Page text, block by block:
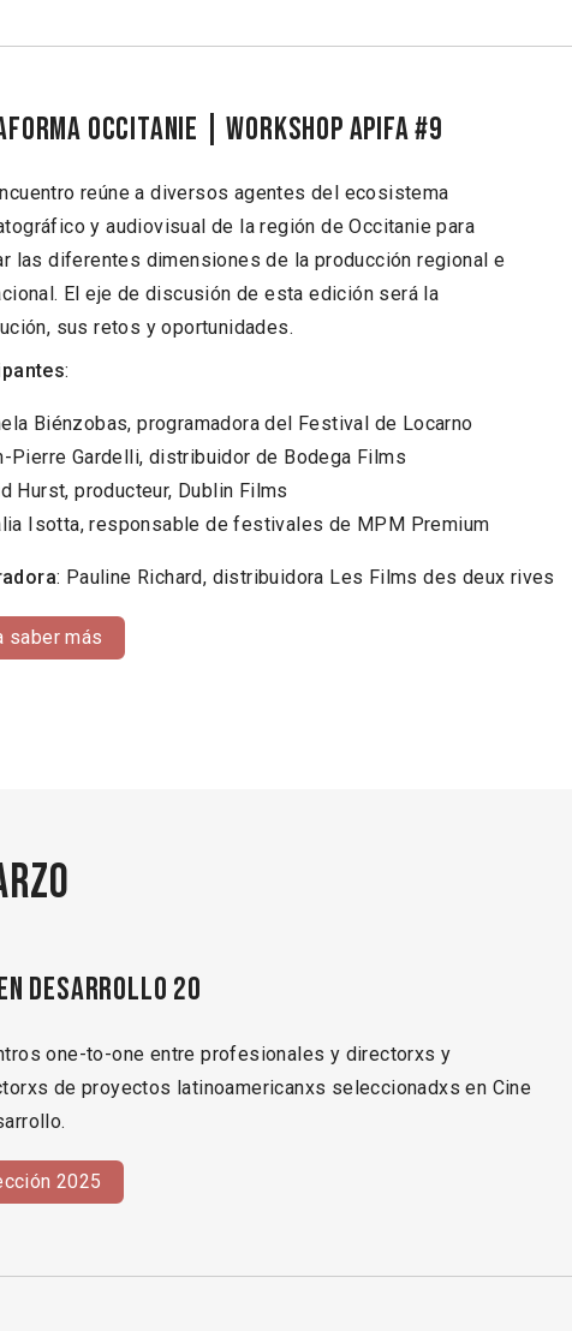
OCCITANIE | Workshop APIFA #9
reúne a diversos agentes del ecosistema
y audiovisual de la región de Occitanie para
las diferentes dimensiones de la producción regional e
El eje de discusión de esta edición será la
sus retos y oportunidades.
:
Biénzobas, programadora del Festival de Locarno
Pierre Gardelli, distribuidor de Bodega Films
Hurst, producteur, Dublin Films
Isotta, responsable de festivales de MPM Premium
: Pauline Richard, distribuidora Les Films des deux rives
saber más
DESARROLLO 20
one-to-one entre profesionales y directorxs y
de proyectos latinoamericanxs seleccionadxs en Cine
2025